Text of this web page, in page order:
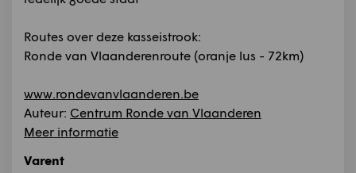
Routes over deze kasseistrook:
Ronde van Vlaanderenroute (oranje lus - 72km)
www.rondevanvlaanderen.be
Auteur: Centrum Ronde van Vlaanderen
Meer informatie
Varent